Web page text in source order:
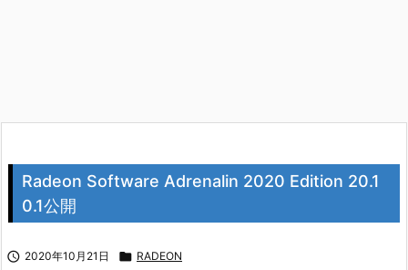
Radeon Software Adrenalin 2020 Edition 20.1
0.1公開
 2020年10月21日  RADEON